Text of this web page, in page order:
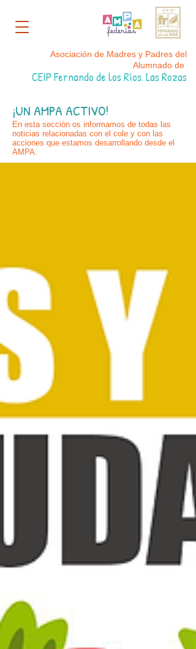
Asociación de Madres y Padres del
Alumnado de
CEIP Fernando de los Ríos. Las Rozas
¡UN AMPA ACTIVO!
En esta sección os informamos de todas las
noticias relacionadas con el cole y con las
acciones que estamos desarrollando desde el
AMPA.